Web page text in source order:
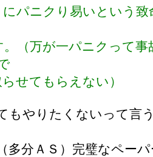
パニクり易いという致
（万が一パニクって事
せてもらえない）
もやりたくないって言
多分ＡＳ）完璧なペー